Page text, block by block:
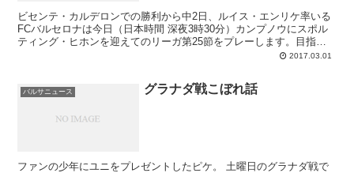
ビセンテ・カルデロンでの勝利から中2日、ルイス・エンリケ率いる
FCバルセロナは今日（日本時間 深夜3時30分）カンプノウにスポル
ティング・ヒホンを迎えてのリーガ第25節をプレーします。目指す
のは言うまでもなく、勝って後に試合を始めるレアル・マドリーへと
地元カンプノウでの3連戦ですから、レガネスとアトレティコに勝っ
ない。ローテーションメンバーでも内容を伴った勝利を期待したいと
2017.03.01
バルサニュース グラナダ戦こぼれ話
ファンの少年にユニをプレゼントしたピケ。 土曜日のグラナダ戦で